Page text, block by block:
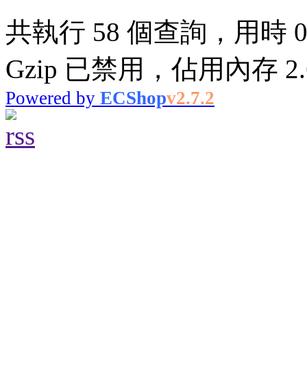
共執行 58 個查詢，用時
Gzip 已禁用，佔用內存
Powered by ECShopv2.7.2